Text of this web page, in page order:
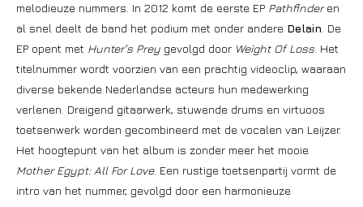
melodieuze nummers. In 2012 komt de eerste EP Pathfinderen
al snel deelt de band het podium met onder andere Delain . De
EP opent met Hunter’s Prey gevolgd door Weight Of Loss . Het
titelnummer wordt voorzien van een prachtig videoclip, waaraan
diverse bekende Nederlandse acteurs hun medewerking
verlenen. Dreigend gitaarwerk, stuwende drums en virtuoos
toetsenwerk worden gecombineerd met de vocalen van Leijzer.
Het hoogtepunt van het album is zonder meer het mooie
Mother Egypt: All For Love. Een rustige toetsenpartij vormt de
intro van het nummer, gevolgd door een harmonieuze